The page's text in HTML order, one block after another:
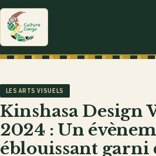
LES ARTS VISUELS
Kinshasa Design
2024 : Un
éblouissant garni